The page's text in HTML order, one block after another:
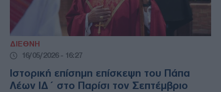
ΔΙΕΘΝΗ
16/05/2026 - 16:27
Ιστορική επίσημη επίσκεψη του Πάπα
Λέων ΙΔ΄ στο Παρίσι τον Σεπτέμβριο